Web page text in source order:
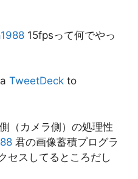
15fpsって何でやっ
TweetDeck to
（カメラ側）の処理性
君の画像蓄積プログラ
セスしてるところだし